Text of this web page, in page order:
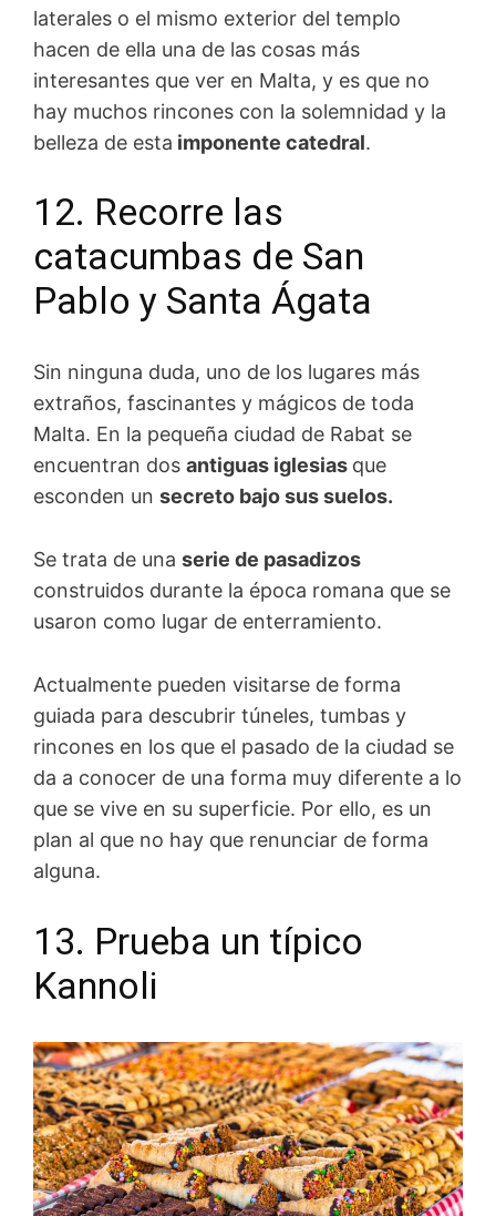
laterales o el mismo exterior del templo
hacen de ella una de las cosas más
interesantes que ver en Malta, y es que no
hay muchos rincones con la solemnidad y la
belleza de esta imponente catedral.
12. Recorre las
catacumbas de San
Pablo y Santa Ágata
Sin ninguna duda, uno de los lugares más
extraños, fascinantes y mágicos de toda
Malta. En la pequeña ciudad de Rabat se
encuentran dos antiguas iglesias que
esconden un secreto bajo sus suelos.
Se trata de una serie de pasadizos
construidos durante la época romana que se
usaron como lugar de enterramiento.
Actualmente pueden visitarse de forma
guiada para descubrir túneles, tumbas y
rincones en los que el pasado de la ciudad se
da a conocer de una forma muy diferente a lo
que se vive en su superficie. Por ello, es un
plan al que no hay que renunciar de forma
alguna.
13. Prueba un típico
Kannoli